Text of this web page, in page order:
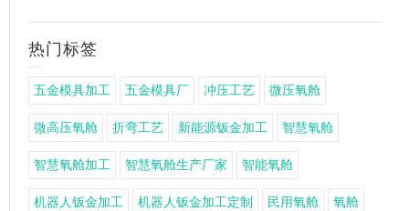
热门标签
五金模具加工 五金模具厂 冲压工艺 微压氧舱
微高压氧舱 折弯工艺 新能源钣金加工 智慧氧舱
智慧氧舱加工 智慧氧舱生产厂家 智能氧舱
机器人钣金加工 机器人钣金加工定制 民用氧舱 氧舱